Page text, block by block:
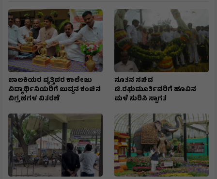
ಬಾಲಕಿಯರ ವೃತ್ತಿಪರ ಕಾಲೇಜು
ವಿದ್ಯಾರ್ಥಿನಿಯರಿಗೆ ಬುದ್ದನ ಕಂಚಿನ
ವಿಗ್ರಹಗಳ ವಿತರಣೆ
ನೂತನ ಸಚಿವ
ಟಿ.ರಘುಮೂರ್ತಿವರಿಗೆ ಹೂವಿನ
ಮಳೆ ಸುರಿಸಿ ಸ್ವಾಗತ